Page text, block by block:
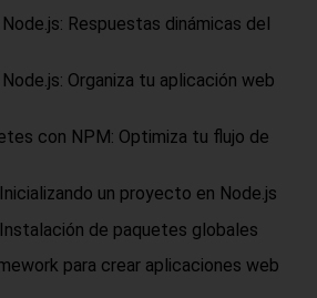
Respuestas dinámicas del
Organiza tu aplicación web
con NPM: Optimiza tu flujo de
un proyecto en Node.js
de paquetes globales
para crear aplicaciones web